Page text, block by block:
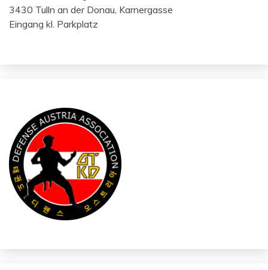
3430 Tulln an der Donau, Karnergasse
Eingang kl. Parkplatz